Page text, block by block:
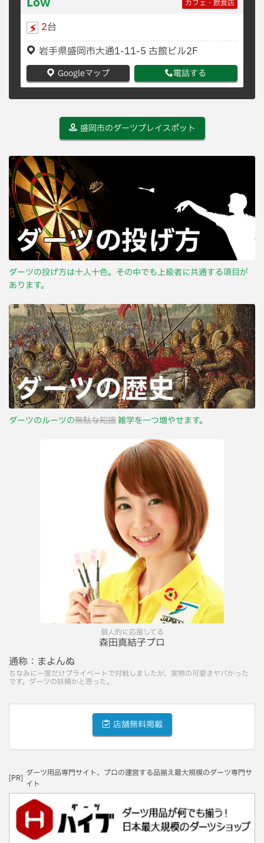
カフェ・飲食店
2台
岩手県盛岡市大通1-11-5 古館ビル2F
Googleマップ 電話する
盛岡市のダーツプレイスポット
ダーツの投げ方は十人十色。その中でも上級者に共通する項目が
あります。
ダーツのルーツの無駄な知識雑学を一つ増やせます。
個人的に応援してる
森田真結子プロ
通称： まよんぬ
ちなみに一度だけプライベートで対戦しましたが、実物の可愛さヤバかった
です。ダーツの妖精かと思った。
店舗無料掲載
[PR]
ダーツ用品専門サイト、プロの運営する品揃え最大規模のダーツ専門サ
イト